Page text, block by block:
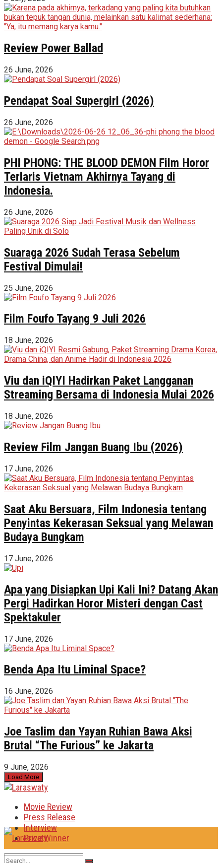
Review Power Ballad
26 June, 2026
Pendapat Soal Supergirl (2026)
26 June, 2026
PHI PHONG: THE BLOOD DEMON Film Horor
Terlaris Vietnam Akhirnya Tayang di
Indonesia.
26 June, 2026
Suaraga 2026 Sudah Terasa Sebelum
Festival Dimulai!
25 June, 2026
Film Foufo Tayang 9 Juli 2026
18 June, 2026
Viu dan iQIYI Hadirkan Paket Langganan
Streaming Bersama di Indonesia Mulai 2026
18 June, 2026
Review Film Jangan Buang Ibu (2026)
17 June, 2026
Saat Aku Bersuara, Film Indonesia tentang
Penyintas Kekerasan Seksual yang Melawan
Budaya Bungkam
17 June, 2026
Apa yang Disiapkan Upi Kali Ini? Datang Akan
Pergi Hadirkan Horor Misteri dengan Cast
Spektakuler
17 June, 2026
Benda Apa Itu Liminal Space?
16 June, 2026
Joe Taslim dan Yayan Ruhian Bawa Aksi
Brutal “The Furious” ke Jakarta
9 June, 2026
Load More
Movie Review
Press Release
Interview
Prize Winner